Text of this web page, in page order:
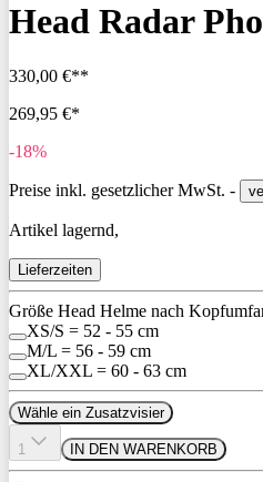
Head Radar
330,00 €**
269,95 €*
-18%
Preise inkl. gesetzlicher MwSt. -
Artikel lagernd,
Lieferzeiten
Größe Head Helme nach
XS/S = 52 - 55 cm
M/L = 56 - 59 cm
XL/XXL = 60 - 63 cm
Wähle ein Zusatzvisier
1 IN DEN WARENKORB